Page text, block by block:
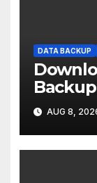
DATA BACKUP
Backup
FullAUG 8,